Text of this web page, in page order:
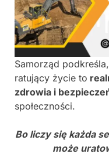
Samorząd
ratujący życie to
zdrowia i
społeczności.
Bo liczy się każda
może